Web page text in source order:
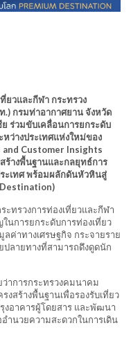
ยวและกีฬา กระทรวง
.) กรมท่าอากาศยาน จังหวัด
ร่วมขับเคลื่อนการยกระดับ
ว่างประเทศแห่งใหม่ของ
Customer Insights
ร้างพื้นฐานและกลยุทธ์การ
ระเทศ พร้อมผลักดันหัวหินสู่
Destination)
ะทรวงการท่องเที่ยวและกีฬา
นการยกระดับการท่องเที่ยว
ค่าทางเศรษฐกิจ กระจายราย
ลายทางที่สามารถดึงดูดนัก
าการกระทรวงคมนาคม
สร้างพื้นฐานเพื่อรองรับเที่ยว
งอาคารผู้โดยสาร และพัฒนา
อำนวยความสะดวกในการเดิน